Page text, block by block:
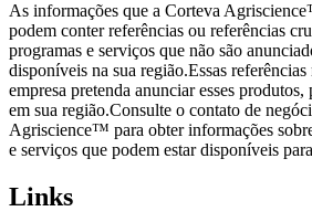
As informações que a Corteva
podem conter referências ou referências
programas e serviços que não são
disponíveis na sua região.Essas
empresa pretenda anunciar esses
em sua região.Consulte o contato de
Agriscience™ para obter informações
e serviços que podem estar disponíveis
Links